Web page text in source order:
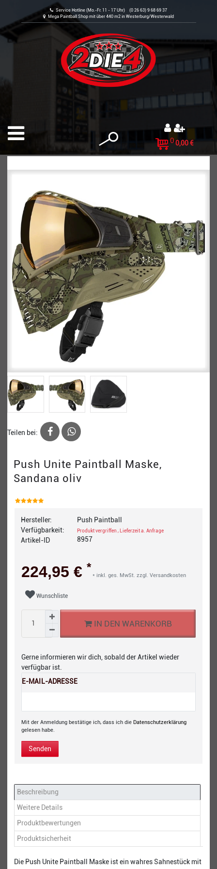
Service Hotline (Mo.-Fr. 11 - 17 Uhr) (0 26 63) 9 68 69 37
Mega Paintball Shop mit über 440 m2 in Westerburg/Westerwald
0 0,00 €
Teilen bei:
Push Unite Paintball Maske,
Sandana oliv
Hersteller:
Verfügbarkeit:
Artikel-ID
Push Paintball
Produkt vergriffen , Lieferzeit a. Anfrage
8957
224,95 € *
* inkl. ges. MwSt. zzgl. Versandkosten
Wunschliste
IN DEN WARENKORB
Gerne informieren wir dich, sobald der Artikel wieder
verfügbar ist.
E-MAIL-ADRESSE
Mit der Anmeldung bestätige ich, dass ich die Daten­schutz­erklärung
gelesen habe.
Senden
Beschreibung
Weitere Details
Produktbewertungen
Produktsicherheit
Die Push Unite Paintball Maske ist ein wahres Sahnestück mit